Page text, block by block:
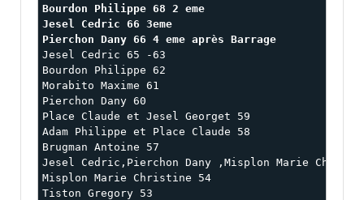
Bourdon Philippe 68 2 eme
Jesel Cedric 66 3eme
Pierchon Dany 66 4 eme après Barrage
Jesel Cedric 65 -63
Bourdon Philippe 62
Morabito Maxime 61
Pierchon Dany 60
Place Claude et Jesel Georget 59
Adam Philippe et Place Claude 58
Brugman Antoine 57
Jesel Cedric,Pierchon Dany ,Misplon Marie
Misplon Marie Christine 54
Tiston Gregory 53